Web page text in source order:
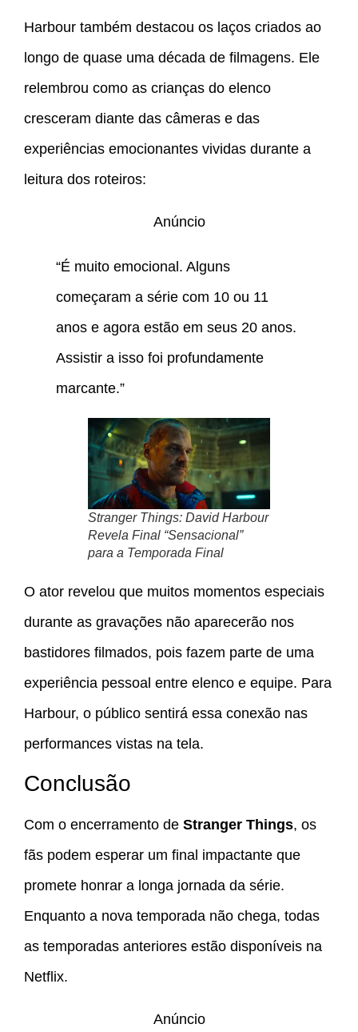
Harbour também destacou os laços criados ao
longo de quase uma década de filmagens. Ele
relembrou como as crianças do elenco
cresceram diante das câmeras e das
experiências emocionantes vividas durante a
leitura dos roteiros:
Anúncio
“É muito emocional. Alguns
começaram a série com 10 ou 11
anos e agora estão em seus 20 anos.
Assistir a isso foi profundamente
marcante.”
Stranger Things: David Harbour
Revela Final “Sensacional”
para a Temporada Final
O ator revelou que muitos momentos especiais
durante as gravações não aparecerão nos
bastidores filmados, pois fazem parte de uma
experiência pessoal entre elenco e equipe. Para
Harbour, o público sentirá essa conexão nas
performances vistas na tela.
Conclusão
Com o encerramento de Stranger Things, os
fãs podem esperar um final impactante que
promete honrar a longa jornada da série.
Enquanto a nova temporada não chega, todas
as temporadas anteriores estão disponíveis na
Netflix.
Anúncio